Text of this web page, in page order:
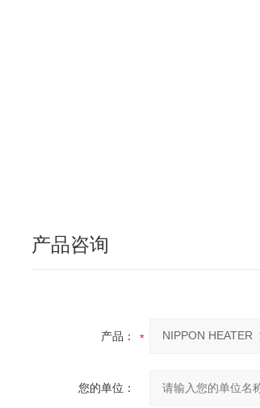
产品咨询
产品：
您的单位：